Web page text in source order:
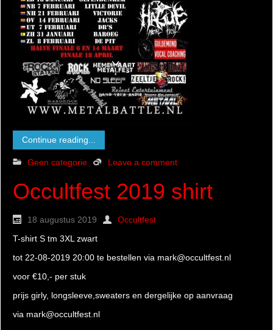
Continue reading...
Geen categorie Leave a comment
Occultfest 2019 shirt
18 augustus 2019
Occultfest
T-shirt S tm 3XL zwart
tot 22-08-2019 20:00 te bestellen via mark@occultfest.nl
voor €10,- per stuk
prijs girly, longsleeve,sweaters en dergelijke op aanvraag
via mark@occultfest.nl